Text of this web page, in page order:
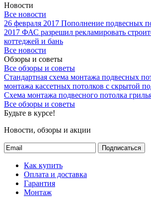
Новости
Все новости
26 февраля 2017 Пополнение подвесных
2017 ФАС разрешил рекламировать
коттеджей и бань
Все новости
Обзоры и советы
Все обзоры и советы
Стандартная схема монтажа подвесных
монтажа кассетных потолков с скрытой
Схема монтажа подвесного потолка
Все обзоры и советы
Будьте в курсе!
Новости, обзоры и акции
Подписаться
Как купить
Оплата и доставка
Гарантия
Монтаж